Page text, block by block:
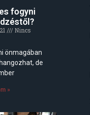
fogyni
Nincs
önmagában
de
»